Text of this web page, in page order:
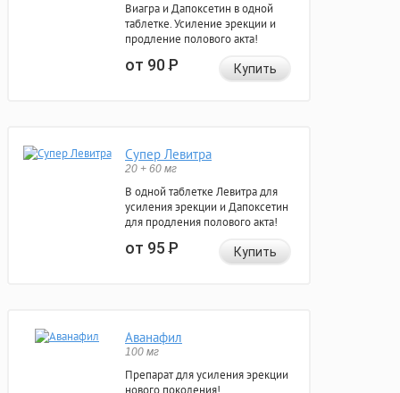
Виагра и Дапоксетин в одной
таблетке. Усиление эрекции и
продление полового акта!
от 90Р Купить
Супер Левитра
20 + 60 мг
В одной таблетке Левитра для
усиления эрекции и Дапоксетин
для продления полового акта!
от 95Р Купить
Аванафил
100 мг
Препарат для усиления эрекции